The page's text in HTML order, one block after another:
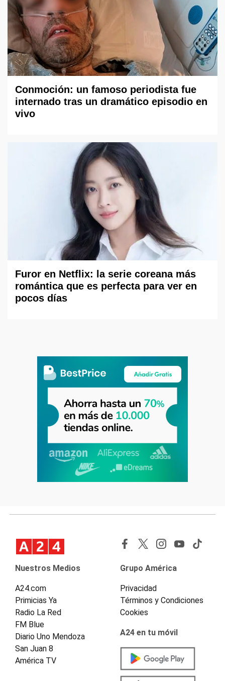
Conmoción: un famoso periodista fue
internado tras un dramático episodio en
vivo
Furor en Netflix: la serie coreana más
romántica que es perfecta para ver en
pocos días
Nuestros Medios
A24.com
Primicias Ya
Radio La Red
FM Blue
Diario Uno Mendoza
San Juan 8
América TV
Grupo América
Privacidad
Términos y Condiciones
Cookies
A24 en tu móvil